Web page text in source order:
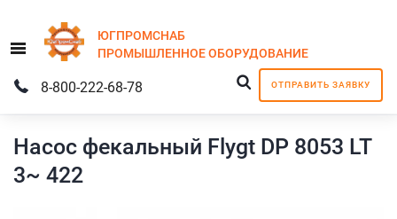
Menu
ЮГПРОМСНАБ
ПРОМЫШЛЕННОЕОБОРУДОВАНИЕ
ОТПРАВИТЬ ЗАЯВКУ
8-800-222-68-78
Насос фекальный Flygt DP 8053 LT
3~ 422